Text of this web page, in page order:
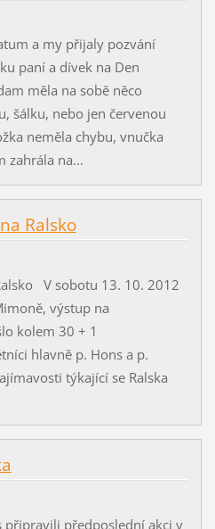
a my přijaly pozvání
paní a dívek na Den
měla na sobě něco
šálku, nebo jen červenou
neměla chybu, vnučka
zahrála na...
Ralsko
V sobotu 13. 10. 2012
výstup na
kolem 30 + 1
hlavně p. Hons a p.
týkající se Ralska
připravili předposlední akci v